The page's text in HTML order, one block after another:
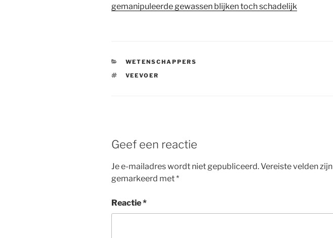
gemanipuleerde gewassen blijken toch schadelijk
CATEGORIEËN
WETENSCHAPPERS
TAGS
VEEVOER
Geef een reactie
Je e-mailadres wordt niet gepubliceerd.Vereiste velden zijn
gemarkeerd met*
Reactie*